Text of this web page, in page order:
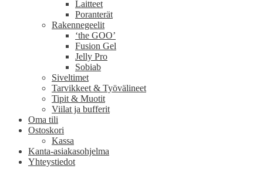
Laitteet
Poranterät
Rakennegeelit
‘the GOO’
Fusion Gel
Jelly Pro
Sobiab
Siveltimet
Tarvikkeet & Työvälineet
Tipit & Muotit
Viilat ja bufferit
Oma tili
Ostoskori
Kassa
Kanta-asiakasohjelma
Yhteystiedot